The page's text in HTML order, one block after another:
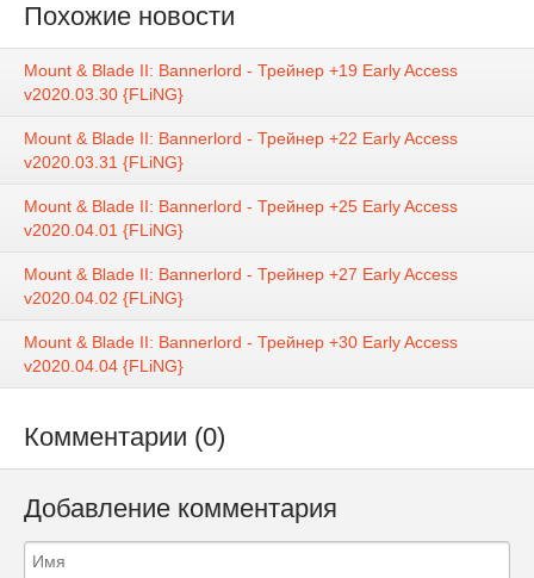
Похожие новости
Mount & Blade II: Bannerlord - Трейнер +19 Early Access
v2020.03.30 {FLiNG}
Mount & Blade II: Bannerlord - Трейнер +22 Early Access
v2020.03.31 {FLiNG}
Mount & Blade II: Bannerlord - Трейнер +25 Early Access
v2020.04.01 {FLiNG}
Mount & Blade II: Bannerlord - Трейнер +27 Early Access
v2020.04.02 {FLiNG}
Mount & Blade II: Bannerlord - Трейнер +30 Early Access
v2020.04.04 {FLiNG}
Комментарии (0)
Добавление комментария